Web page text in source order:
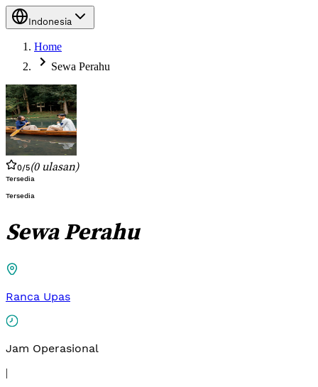
Indonesia
Home
Sewa Perahu
0/5(0 ulasan)
Tersedia
Tersedia
Sewa Perahu
Ranca Upas
Jam Operasional
|